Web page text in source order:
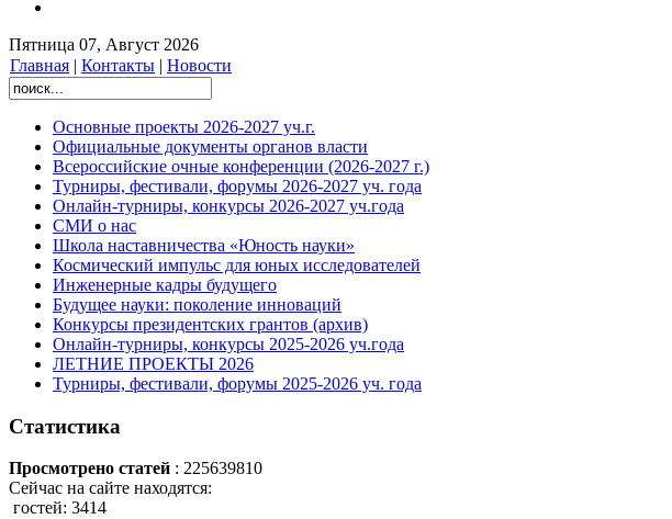
Пятница 07, Август 2026
Главная | Контакты | Новости
Основные проекты 2026-2027 уч.г.
Официальные документы органов власти
Всероссийские очные конференции (2026-2027 г.)
Турниры, фестивали, форумы 2026-2027 уч. года
Онлайн-турниры, конкурсы 2026-2027 уч.года
СМИ о нас
Школа наставничества «Юность науки»
Космический импульс для юных исследователей
Инженерные кадры будущего
Будущее науки: поколение инноваций
Конкурсы президентских грантов (архив)
Онлайн-турниры, конкурсы 2025-2026 уч.года
ЛЕТНИЕ ПРОЕКТЫ 2026
Турниры, фестивали, форумы 2025-2026 уч. года
Статистика
Просмотрено статей : 225639810
Сейчас на сайте находятся:
гостей: 3414